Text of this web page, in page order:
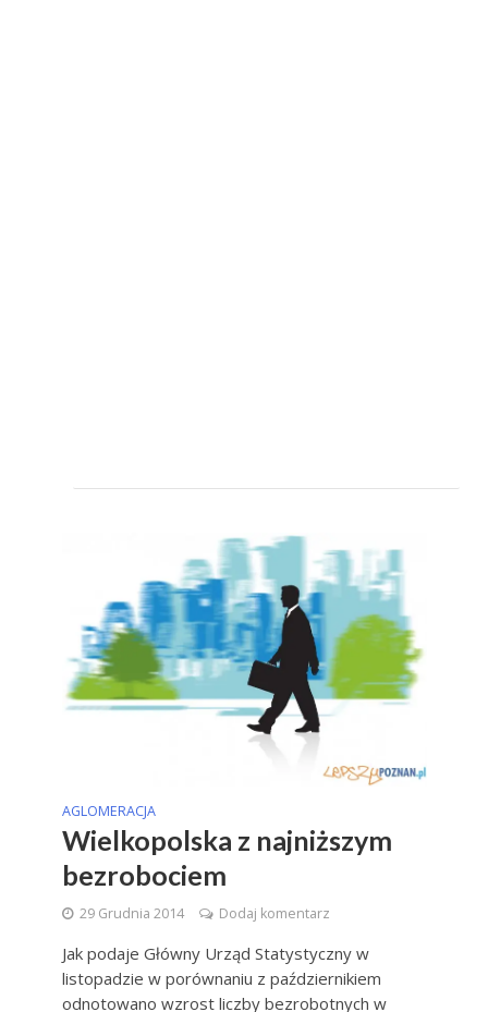
AGLOMERACJA
Wielkopolska z najniższym
bezrobociem
29 Grudnia 2014 Dodaj komentarz
Jak podaje Główny Urząd Statystyczny w
listopadzie w porównaniu z październikiem
odnotowano wzrost liczby bezrobotnych w